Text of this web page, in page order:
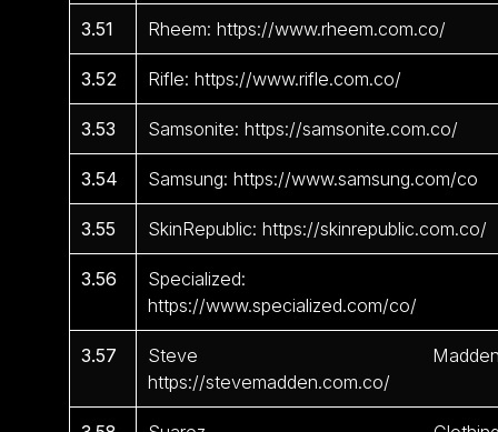
3.51 Rheem: https://www.rheem.com.co/
3.52 Rifle: https://www.rifle.com.co/
3.53 Samsonite: https://samsonite.com.co/
3.54 Samsung: https://www.samsung.com/co
3.55 SkinRepublic: https://skinrepublic.com.co/
3.56
Specialized:
https://www.specialized.com/co/
3.57
Steve
https://stevemadden.com.co/